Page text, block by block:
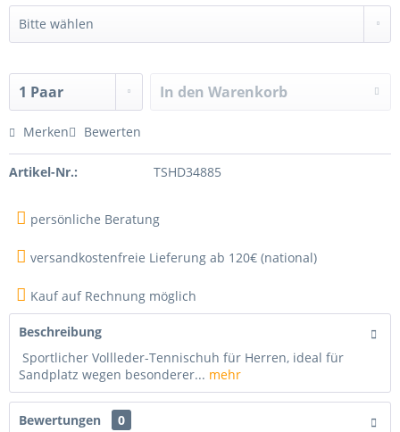
In den Warenkorb
Merken Bewerten
Artikel-Nr.: TSHD34885
persönliche Beratung
versandkostenfreie Lieferung ab 120€ (national)
Kauf auf Rechnung möglich
Beschreibung
Sportlicher Vollleder-Tennischuh für Herren, ideal für
Sandplatz wegen besonderer... mehr
Bewertungen
0